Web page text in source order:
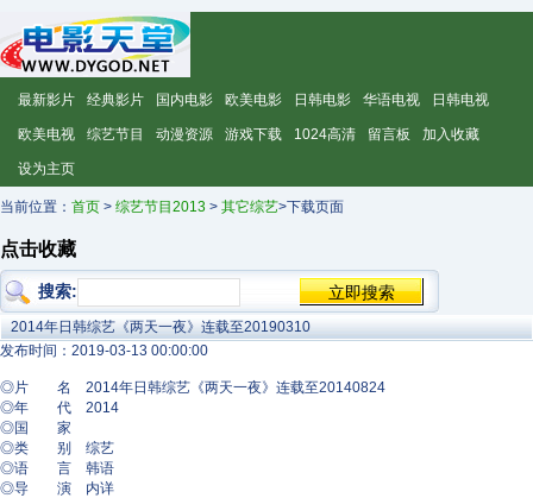
最新影片 经典影片 国内电影 欧美电影 日韩电影 华语电视 日韩电视
欧美电视 综艺节目 动漫资源 游戏下载 1024高清 留言板 加入收藏
设为主页
当前位置： 首页 > 综艺节目2013 > 其它综艺>下载页面
点击收藏
搜索:
2014年日韩综艺《两天一夜》连载至20190310
发布时间：2019-03-13 00:00:00
◎片 名 2014年日韩综艺《两天一夜》连载至20140824
◎年 代 2014
◎国 家
◎类 别 综艺
◎语 言 韩语
◎导 演 内详